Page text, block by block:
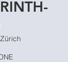
Zürich